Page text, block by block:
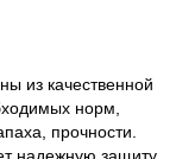
из качественной
норм,
прочности.
надежную защиту